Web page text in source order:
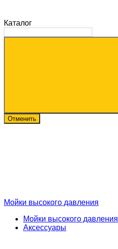
Каталог
Отменить
Мойки высокого давления
Мойки высокого давления
Аксессуары